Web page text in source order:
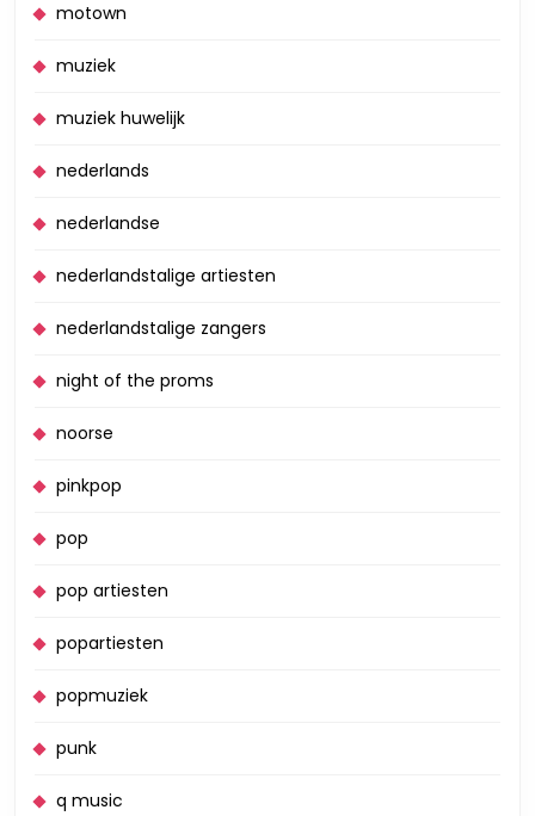
motown
muziek
muziek huwelijk
nederlands
nederlandse
nederlandstalige artiesten
nederlandstalige zangers
night of the proms
noorse
pinkpop
pop
pop artiesten
popartiesten
popmuziek
punk
q music